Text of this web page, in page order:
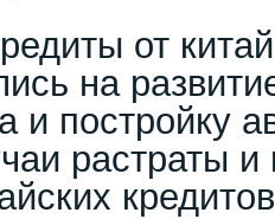
от
на
и постройку
растраты